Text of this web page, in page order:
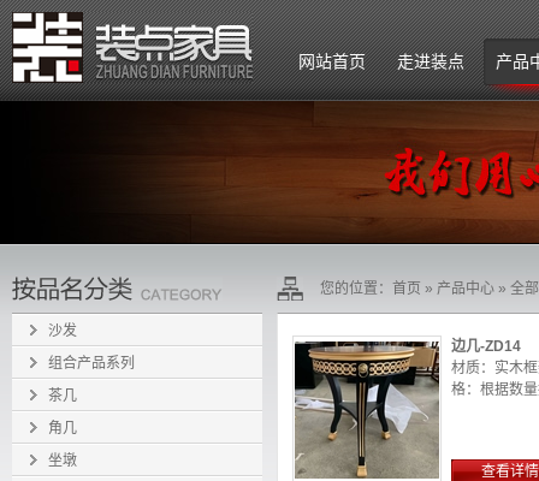
网站首页 走进装点
企业文化
组织架构
产品
沙发
组合产品系列
茶几
角几
坐墩
您的位置： 首页 » 产品中心 » 全
边几-ZD14
材质：实木
格：根据数
查看详情